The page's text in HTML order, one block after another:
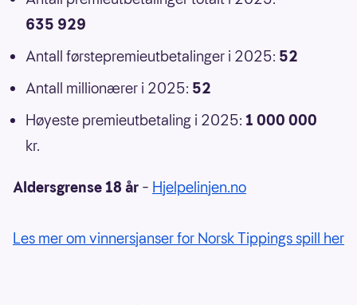
635 929
Antall førstepremieutbetalinger i 2025: 52
Antall millionærer i 2025: 52
Høyeste premieutbetaling i 2025: 1 000 000
kr.
Aldersgrense 18 år – Hjelpelinjen.no
Les mer om vinnersjanser for Norsk Tippings spill her